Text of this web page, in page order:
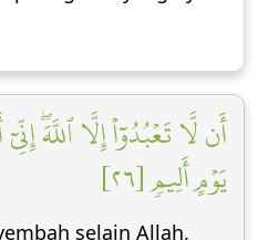
أَن لَّا تَعۡبُدُوٓاْ إِلَّا
يَوۡمٍ أَلِيمٖ [٢٦]
selain Allah.